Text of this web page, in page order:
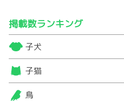
掲載数ランキング
子犬
子猫
鳥